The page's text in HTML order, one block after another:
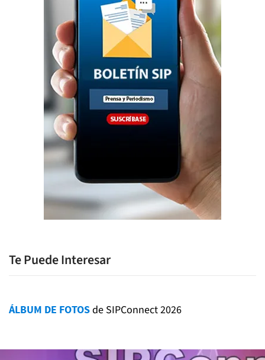
Te Puede Interesar
ÁLBUM DE FOTOSde SIPConnect 2026